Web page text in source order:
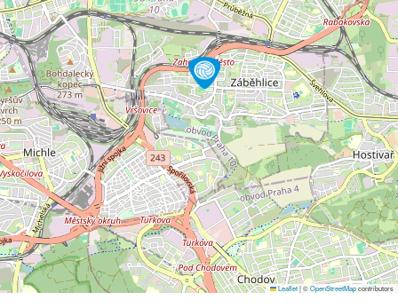
Leaflet|©OpenStreetMapcontributors